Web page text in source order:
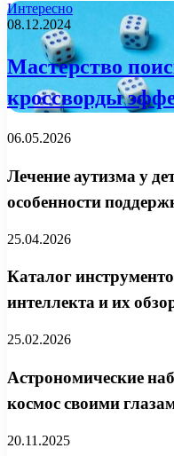
Интересно
08.12.2024
Мастерство
кроссворды
06.05.2026
Лечение аутизма у
особенности
25.04.2026
Каталог
интеллекта и их
25.02.2026
Астрономические
космос своими
20.11.2025